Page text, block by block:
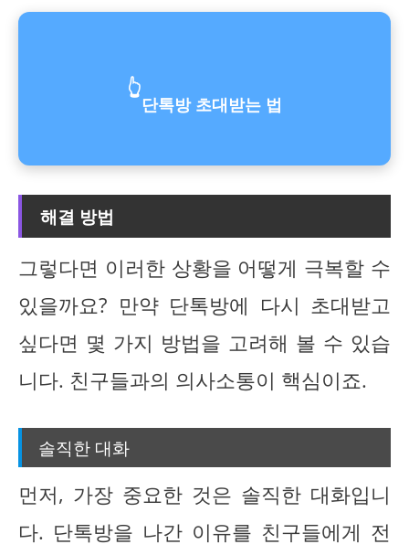
👆
단톡방 초대받는 법
해결 방법
그렇다면 이러한 상황을 어떻게 극복할 수
있을까요? 만약 단톡방에 다시 초대받고
싶다면 몇 가지 방법을 고려해 볼 수 있습
니다. 친구들과의 의사소통이 핵심이죠.
솔직한 대화
먼저, 가장 중요한 것은 솔직한 대화입니
다. 단톡방을 나간 이유를 친구들에게 전